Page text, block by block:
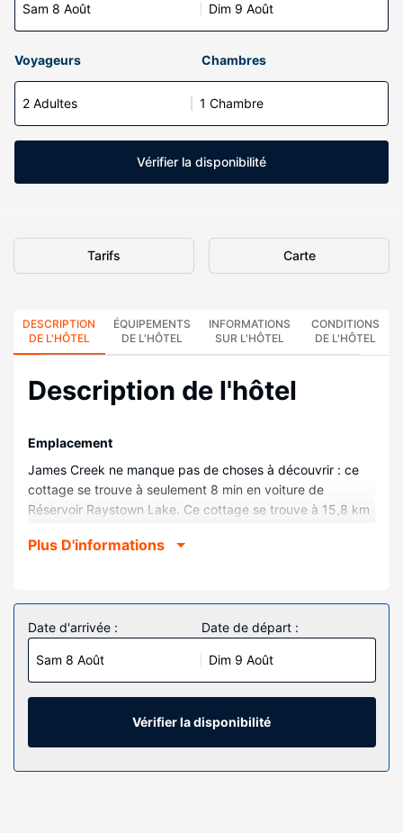
Sam 8 Août Dim 9 Août
Voyageurs Chambres
2 Adultes 1 Chambre
Vérifier la disponibilité
Tarifs Carte
DESCRIPTION
DE L'HÔTEL
ÉQUIPEMENTS
DE L'HÔTEL
INFORMATIONS
SUR L'HÔTEL
CONDITIONS
DE L'HÔTEL
Description de l'hôtel
Emplacement
James Creek ne manque pas de choses à découvrir : ce
cottage se trouve à seulement 8 min en voiture de
Réservoir Raystown Lake. Ce cottage se trouve à 15,8 km
Park.
Vous vous sentirez comme chez vous dans ce cottage
bénéficiant de la climatisation où vous profiiterez d'une
cheminée. Vous trouverez un patio privé.Grâce à la cuisine,
vous pourrez préparer de bons petits plats. Parmi les
petits plus, vous trouverez sur place une machine à laver,
un ventilateur de plafond et un lit bébé (gratuit), disponible
quant à lui sur demande.
Les services sur place
Profitez des nombreux équipements et services qui
Plus D'informations
Date d'arrivée :
Sam 8 Août
Date de départ :
Dim 9 Août
Vérifier la disponibilité